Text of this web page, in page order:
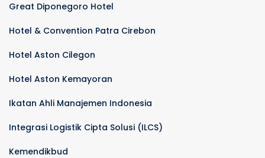
Great Diponegoro Hotel
Hotel & Convention Patra Cirebon
Hotel Aston Cilegon
Hotel Aston Kemayoran
Ikatan Ahli Manajemen Indonesia
Integrasi Logistik Cipta Solusi (ILCS)
Kemendikbud